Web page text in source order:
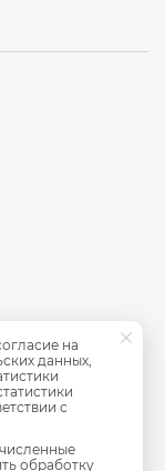
на
данных,
с
обработку